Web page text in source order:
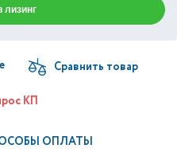
лизинг
КП
ОПЛАТЫ